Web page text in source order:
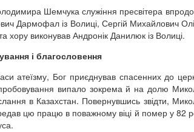
Шемчука служіння пресвітера
Дармофал із Волиці, Сергій Михайлович
хору виконував Андронік Данилюк із Волиці.
і благословення
атеїзму, Бог приєднував спасенних до
випало зокрема й на долю
в Казахстан. Повернувшись звідти,
цю працю в поважному віці й помер у 82